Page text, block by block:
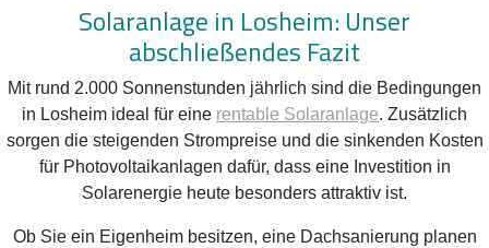
Solaranlage in Losheim: Unser
abschließendes Fazit
Mit rund 2.000 Sonnenstunden jährlich sind die Bedingungen
in Losheim ideal für eine rentable Solaranlage. Zusätzlich
sorgen die steigenden Strompreise und die sinkenden Kosten
für Photovoltaikanlagen dafür, dass eine Investition in
Solarenergie heute besonders attraktiv ist.
Ob Sie ein Eigenheim besitzen, eine Dachsanierung planen